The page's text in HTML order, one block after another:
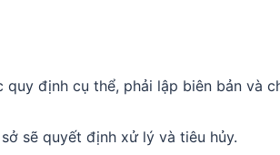
định cụ thể, phải lập biên bản và
sẽ quyết định xử lý và tiêu hủy.